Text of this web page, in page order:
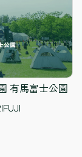
有馬富士公園